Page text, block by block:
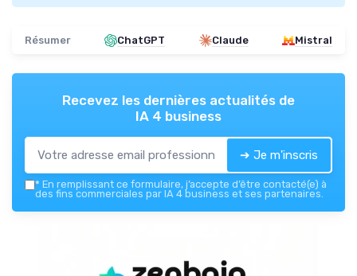
Résumer ChatGPT Claude Mistral
Recevez les dernières actualités de
IA 4 business
➔ Je m'inscris
* En remplissant ce formulaire, j’accepte d’être contacté(e) à
des fins commerciales par IA 4 business et ses partenaires.